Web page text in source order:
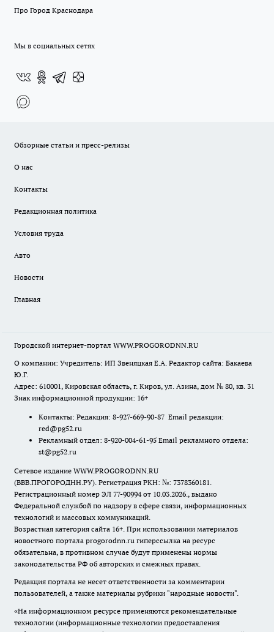
Про Город Краснодара
Мы в социальных сетях
Обзорные статьи и пресс-релизы
О нас
Контакты
Редакционная политика
Условия труда
Авто
Новости
Главная
Городской интернет-портал WWW.PROGORODNN.RU
О компании: Учредитель: ИП Звеняцкая Е.А. Редактор сайта: Бакаева
Ю.Г.
Адрес: 610001, Кировская область, г. Киров, ул. Азина, дом № 80, кв. 31
Знак информационной продукции: 16+
Контакты: Редакция: 8-927-669-90-87 Email редакции:
red@pg52.ru
Рекламный отдел: 8-920-004-61-95 Email рекламного отдела:
st@pg52.ru
Сетевое издание WWW.PROGORODNN.RU
(ВВВ.ПРОГОРОДНН.РУ). Регистрация РКН: №: 7378360181.
Регистрационный номер ЭЛ 77-90994 от 10.03.2026., выдано
Федеральной службой по надзору в сфере связи, информационных
технологий и массовых коммуникаций.
Возрастная категория сайта 16+. При использовании материалов
новостного портала progorodnn.ru гиперссылка на ресурс
обязательна, в противном случае будут применены нормы
законодательства РФ об авторских и смежных правах.
Редакция портала не несет ответственности за комментарии
пользователей, а также материалы рубрики "народные новости".
«На информационном ресурсе применяются рекомендательные
технологии (информационные технологии предоставления